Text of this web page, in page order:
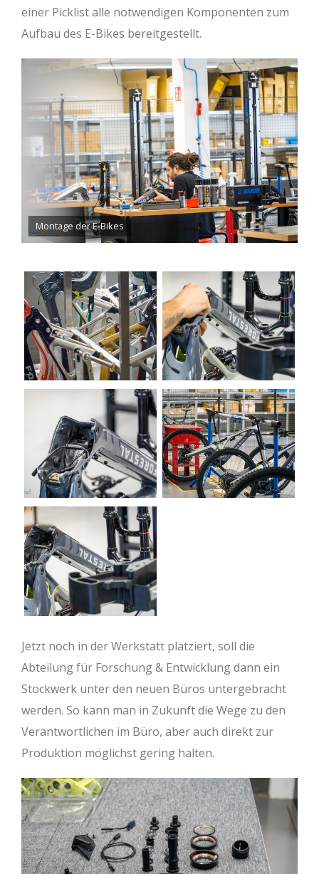
einer Picklist alle notwendigen Komponenten zum
Aufbau des E-Bikes bereitgestellt.
Montage der E-Bikes
Jetzt noch in der Werkstatt platziert, soll die
Abteilung für Forschung & Entwicklung dann ein
Stockwerk unter den neuen Büros untergebracht
werden. So kann man in Zukunft die Wege zu den
Verantwortlichen im Büro, aber auch direkt zur
Produktion möglichst gering halten.